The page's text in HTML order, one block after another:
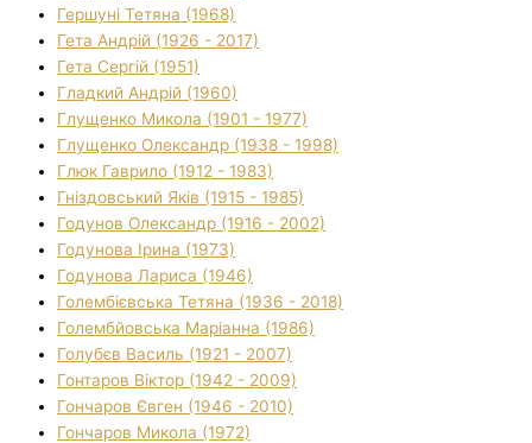
Гершуні Тетяна (1968)
Гета Андрій (1926 - 2017)
Гета Сергій (1951)
Гладкий Андрій (1960)
Глущенко Микола (1901 - 1977)
Глущенко Олександр (1938 - 1998)
Глюк Гаврило (1912 - 1983)
Гніздовський Яків (1915 - 1985)
Годунов Олександр (1916 - 2002)
Годунова Ірина (1973)
Годунова Лариса (1946)
Голембієвська Тетяна (1936 - 2018)
Голембйовська Маріанна (1986)
Голубєв Василь (1921 - 2007)
Гонтаров Віктор (1942 - 2009)
Гончаров Євген (1946 - 2010)
Гончаров Микола (1972)